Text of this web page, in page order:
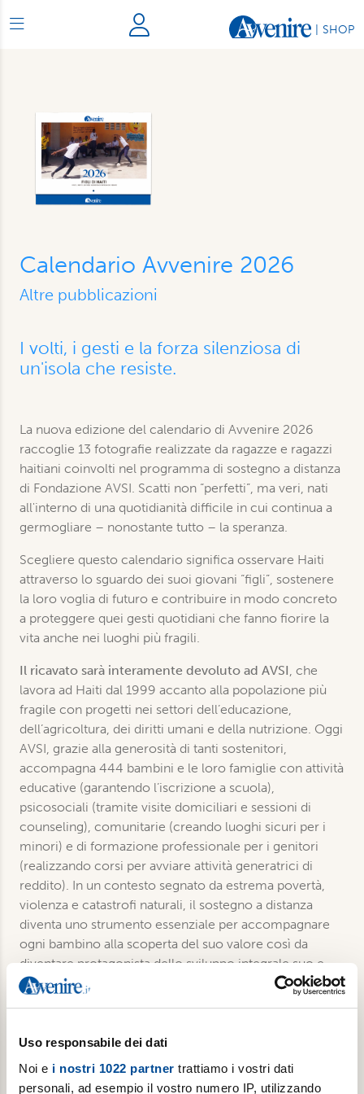
Uso responsabile dei dati
Noi e i nostri 1022 partner trattiamo i vostri dati
personali, ad esempio il vostro numero IP, utilizzando
SHOP
Calendario Avvenire 2026
Altre pubblicazioni
I volti, i gesti e la forza silenziosa di
un'isola che resiste.
La nuova edizione del calendario di Avvenire 2026
raccoglie 13 fotografie realizzate da ragazze e ragazzi
haitiani coinvolti nel programma di sostegno a distanza
di Fondazione AVSI. Scatti non “perfetti”, ma veri, nati
all'interno di una quotidianità difficile in cui continua a
germogliare – nonostante tutto – la speranza.
Scegliere questo calendario significa osservare Haiti
attraverso lo sguardo dei suoi giovani “figli”, sostenere
la loro voglia di futuro e contribuire in modo concreto
a proteggere quei gesti quotidiani che fanno fiorire la
vita anche nei luoghi più fragili.
Il ricavato sarà interamente devoluto ad AVSI, che
lavora ad Haiti dal 1999 accanto alla popolazione più
fragile con progetti nei settori dell’educazione,
dell’agricoltura, dei diritti umani e della nutrizione. Oggi
AVSI, grazie alla generosità di tanti sostenitori,
accompagna 444 bambini e le loro famiglie con attività
educative (garantendo l’iscrizione a scuola),
psicosociali (tramite visite domiciliari e sessioni di
counseling), comunitarie (creando luoghi sicuri per i
minori) e di formazione professionale per i genitori
(realizzando corsi per avviare attività generatrici di
reddito). In un contesto segnato da estrema povertà,
violenza e catastrofi naturali, il sostegno a distanza
diventa uno strumento essenziale per accompagnare
ogni bambino alla scoperta del suo valore così da
diventare protagonista dello sviluppo integrale suo e
della sua comunità.
€ 15,00
Aggiungi al carrello